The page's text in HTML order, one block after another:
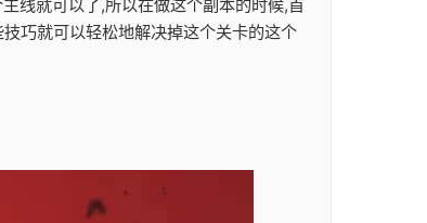
线就可以了,所以在做这个副本的时候,首
巧就可以轻松地解决掉这个关卡的这个